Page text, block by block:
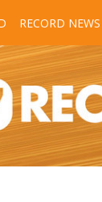
RECORD NEWS